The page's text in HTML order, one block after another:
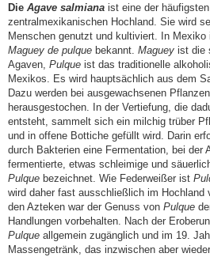
Die Agave salmiana ist eine der
zentralmexikanischen Hochland. Sie wird
Menschen genutzt und kultiviert. In
Maguey de pulque bekannt. Maguey ist die
Agaven, Pulque ist das traditionelle
Mexikos. Es wird hauptsächlich aus dem
Dazu werden bei ausgewachsenen
herausgestochen. In der Vertiefung, die
entsteht, sammelt sich ein milchig trüber
und in offene Bottiche gefüllt wird. Darin
durch Bakterien eine Fermentation, bei der
fermentierte, etwas schleimige und
Pulque bezeichnet. Wie Federweißer ist
wird daher fast ausschließlich im Hochland
den Azteken war der Genuss von Pulque
Handlungen vorbehalten. Nach der
Pulque allgemein zugänglich und im 19.
Massengetränk, das inzwischen aber